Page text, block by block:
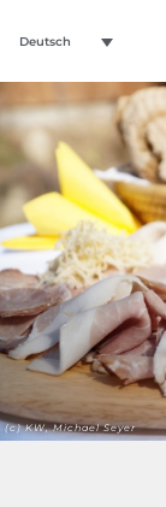
Deutsch
(c) KW, Michael Seyer